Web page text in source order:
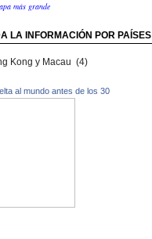
más grande
LA INFORMACIÓN POR PAÍSES
al mundo antes de los 30